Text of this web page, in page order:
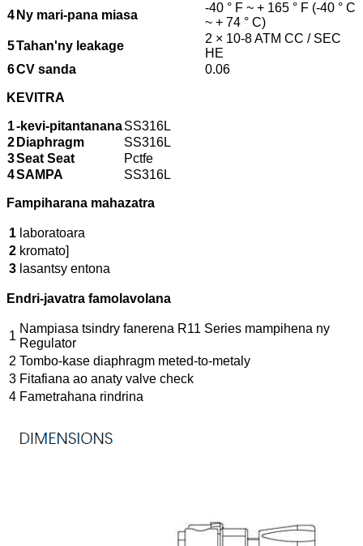
4 Ny mari-pana miasa
-40 ° F ~ + 165 ° F (-40 ° C
~ + 74 ° C)
5Tahan'ny leakage
2 × 10-8 ATM CC / SEC
HE
6CV sanda 0.06
KEVITRA
1-kevi-pitantananaSS316L
2 Diaphragm
SS316L
3Seat Seat
Pctfe
4SAMPA SS316L
Fampiharana mahazatra
1 laboratoara
2 kromato]
3 lasantsy entona
Endri-javatra famolavolana
1
Nampiasa tsindry fanerena R11 Series mampihena ny
Regulator
2 Tombo-kase diaphragm meted-to-metaly
3 Fitafiana ao anaty valve check
4 Fametrahana rindrina